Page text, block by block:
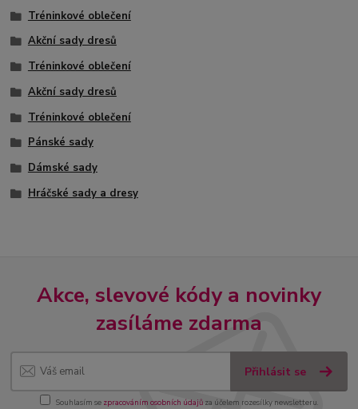
Tréninkové oblečení
Akční sady dresů
Tréninkové oblečení
Akční sady dresů
Tréninkové oblečení
Pánské sady
Dámské sady
Hráčské sady a dresy
Akce, slevové kódy a novinky
zasíláme zdarma
Přihlásit se
Souhlasím se zpracováním osobních údajůza účelem rozesílky newsletteru.